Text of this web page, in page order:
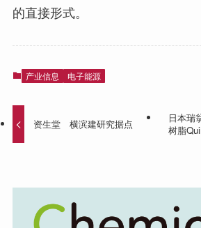
的直接形式。
产业信息 电子能源
资生堂 横滨建研究据点
日本
树脂